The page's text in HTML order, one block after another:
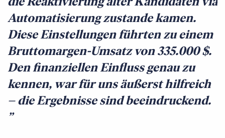
Automatisierung zustande kamen.
Diese Einstellungen führten zu einem
Bruttomargen-Umsatz von 335.000 $.
Den finanziellen Einfluss genau zu
kennen, war für uns äußerst hilfreich
– die Ergebnisse sind beeindruckend.